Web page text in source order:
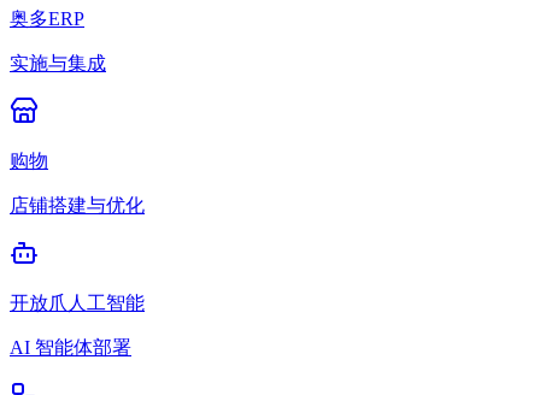
奥多ERP
实施与集成
购物
店铺搭建与优化
开放爪人工智能
AI 智能体部署